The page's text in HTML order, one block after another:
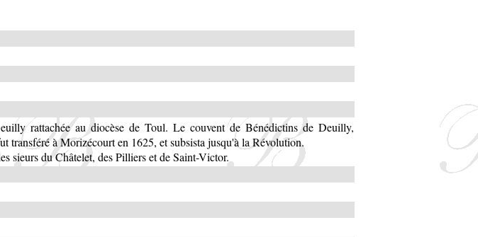
rattachée au diocèse de Toul. Le couvent de Bénédictins de Deuilly,
transféré à Morizécourt en 1625, et subsista jusqu'à la Révolution.
sieurs du Châtelet, des Pilliers et de Saint-Victor.